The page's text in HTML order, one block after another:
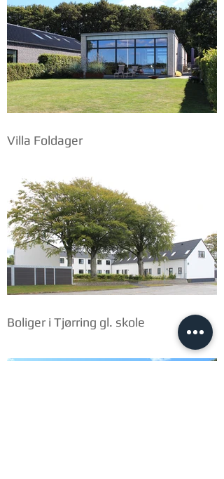
Villa Foldager
Boliger i Tjørring gl. skole